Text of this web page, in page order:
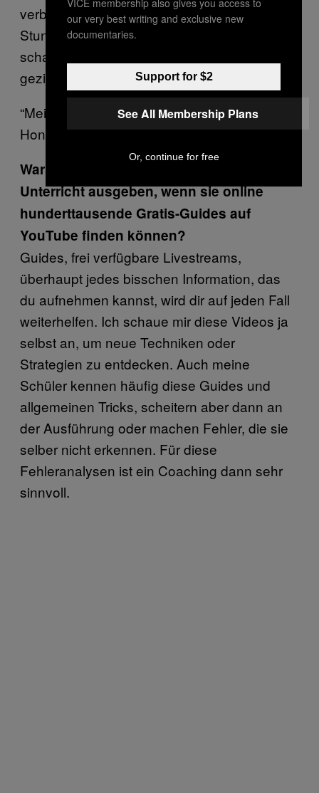
verbessert, kann man wieder zwei, drei
Stunden buchen, Fehler analysieren,
schauen, wo man gerade steht und ganz
gezielt Schwächen trainieren.
“Meine Schüler müssen niemanden um mein
Honorar anpumpen.”
Warum sollten Leute Geld für deinen
Unterricht ausgeben, wenn sie online
hunderttausende Gratis-Guides auf
YouTube finden können?
Guides, frei verfügbare Livestreams,
überhaupt jedes bisschen Information, das
du aufnehmen kannst, wird dir auf jeden Fall
weiterhelfen. Ich schaue mir diese Videos ja
selbst an, um neue Techniken oder
Strategien zu entdecken. Auch meine
Schüler kennen häufig diese Guides und
allgemeinen Tricks, scheitern aber dann an
der Ausführung oder machen Fehler, die sie
selber nicht erkennen. Für diese
Fehleranalysen ist ein Coaching dann sehr
sinnvoll.
our very best writing and exclusive new
documentaries.
Support for $2
See All Membership Plans
Or, continue for free